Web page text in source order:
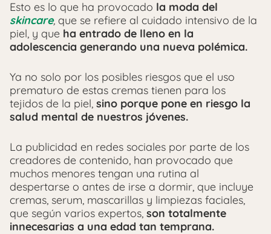
Esto es lo que ha provocado la moda del
skincare, que se refiere al cuidado intensivo de la
piel, y que ha entrado de lleno en la
adolescencia generando una nueva polémica.
Ya no solo por los posibles riesgos que el uso
prematuro de estas cremas tienen para los
tejidos de la piel, sino porque pone en riesgo la
salud mental de nuestros jóvenes.
La publicidad en redes sociales por parte de los
creadores de contenido, han provocado que
muchos menores tengan una rutina al
despertarse o antes de irse a dormir, que incluye
cremas, serum, mascarillas y limpiezas faciales,
que según varios expertos, son totalmente
innecesarias a una edad tan temprana.